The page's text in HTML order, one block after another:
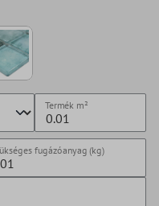
Termék m²
fugázóanyag (kg)